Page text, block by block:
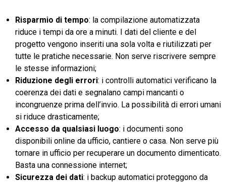
Risparmio di tempo: la compilazione automatizzata
riduce i tempi da ore a minuti. I dati del cliente e del
progetto vengono inseriti una sola volta e riutilizzati per
tutte le pratiche necessarie. Non serve riscrivere sempre
le stesse informazioni;
Riduzione degli errori: i controlli automatici verificano la
coerenza dei dati e segnalano campi mancanti o
incongruenze prima dell’invio. La possibilità di errori umani
si riduce drasticamente;
Accesso da qualsiasi luogo: i documenti sono
disponibili online da ufficio, cantiere o casa. Non serve più
tornare in ufficio per recuperare un documento dimenticato.
Basta una connessione internet;
Sicurezza dei dati: i backup automatici proteggono da